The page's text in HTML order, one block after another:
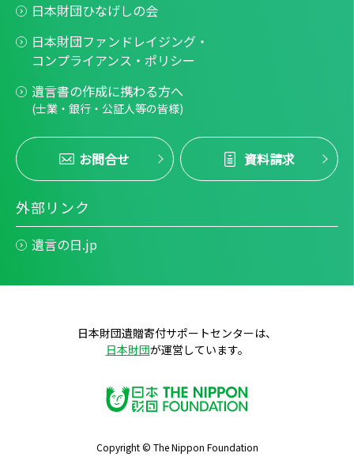
日本財団ひなげしの会
日本財団ファンドレイジング・
コンプライアンス・ポリシー
遺言書の作成に携わる方へ
(士業・銀行・公証人等の皆様)
お問合せ 資料請求
外部リンク
遺言の日.jp
日本財団遺贈寄付サポートセンターは、
日本財団が運営しています。
Copyright © The Nippon Foundation